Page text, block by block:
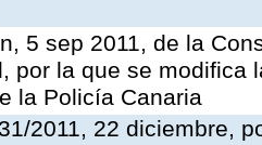
5 sep 2011, de la
por la que se modifica
la Policía Canaria
2011, 22 diciembre,